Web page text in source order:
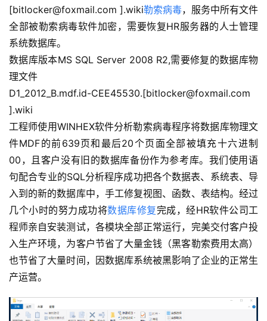
[bitlocker@foxmail.com ].wiki勒索病毒，服务中所有文件
全部被勒索病毒软件加密，需要恢复HR服务器的人士管理
系统数据库。
数据库版本MS SQL Server 2008 R2,需要修复的数据库物
理文件
D1_2012_B.mdf.id-CEE45530.[bitlocker@foxmail.com
].wiki
工程师使用WINHEX软件分析勒索病毒程序将数据库物理文
件MDF的前639页和最后20个页面全部被填充十六进制
00，且客户没有旧的数据库备份作为参考库。我们使用语
句配合专业的SQL分析程序成功把各个数据表、系统表、导
入到的新的数据库中，手工修复视图、函数、表结构。经过
几个小时的努力成功将数据库修复完成，经HR软件公司工
程师亲自安装测试，各模块全部正常运行，完美交付客户投
入生产环境，为客户节省了大量金钱（黑客勒索费用太高）
也节省了大量时间，因数据库系统被黑影响了企业的正常生
产运营。